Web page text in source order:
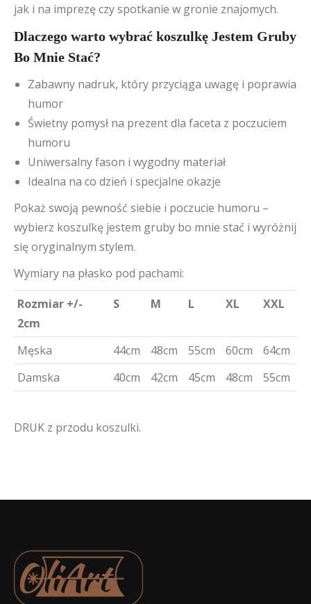
jak i na imprezę czy spotkanie w gronie znajomych.
Dlaczego warto wybrać koszulkę Jestem Gruby
Bo Mnie Stać?
Zabawny nadruk, który przyciąga uwagę i poprawia
humor
Świetny pomysł na prezent dla faceta z poczuciem
humoru
Uniwersalny fason i wygodny materiał
Idealna na co dzień i specjalne okazje
Pokaż swoją pewność siebie i poczucie humoru –
wybierz koszulkę jestem gruby bo mnie stać i wyróżnij
się oryginalnym stylem.
Wymiary na płasko pod pachami:
Rozmiar +/-
2cm
S M L XL XXL
Męska 44cm 48cm 55cm 60cm
64cm
Damska
40cm 42cm 45cm 48cm 55cm
DRUK z przodu koszulki.